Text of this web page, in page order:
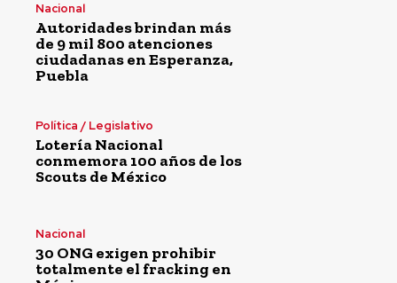
Nacional
Autoridades brindan más
de 9 mil 800 atenciones
ciudadanas en Esperanza,
Puebla
Política / Legislativo
Lotería Nacional
conmemora 100 años de los
Scouts de México
Nacional
30 ONG exigen prohibir
totalmente el fracking en